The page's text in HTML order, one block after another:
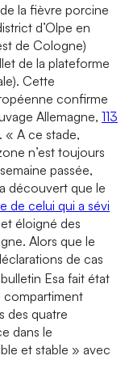
la fièvre porcine
d’Olpe en
de Cologne)
de la plateforme
Cette
confirme
Allemagne, 113
« A ce stade,
n’est toujours
passée,
découvert que le
de celui qui a sévi
éloigné des
Alors que le
de cas
Esa fait état
compartiment
des quatre
dans le
et stable » avec